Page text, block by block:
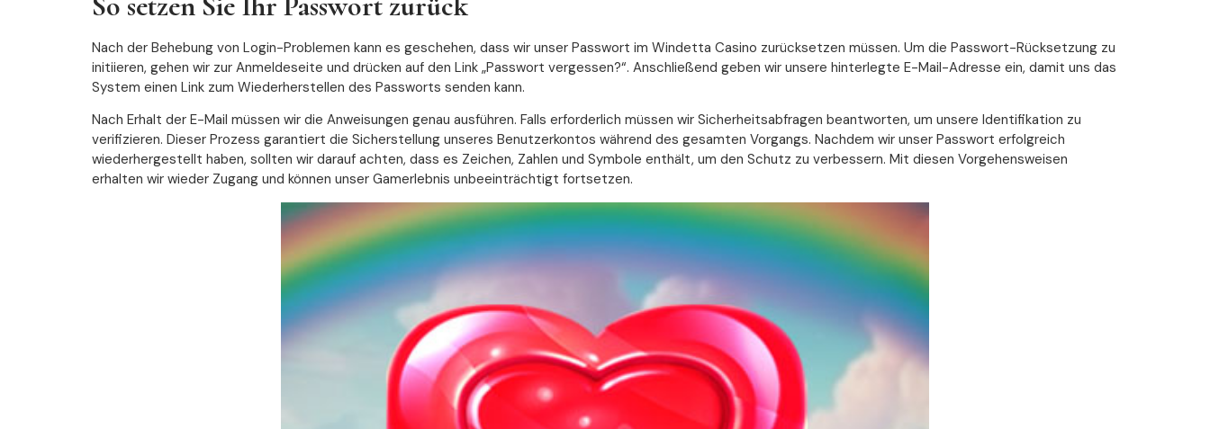
Nach der Behebung von Login-Problemen kann es geschehen, dass wir unser Passwort im Windetta Casino zurücksetzen müssen. Um die Passwort-Rücksetzung zu
initiieren, gehen wir zur Anmeldeseite und drücken auf den Link „Passwort vergessen?“. Anschließend geben wir unsere hinterlegte E-Mail-Adresse ein, damit uns das
System einen Link zum Wiederherstellen des Passworts senden kann.
Nach Erhalt der E-Mail müssen wir die Anweisungen genau ausführen. Falls erforderlich müssen wir Sicherheitsabfragen beantworten, um unsere Identifikation zu
verifizieren. Dieser Prozess garantiert die Sicherstellung unseres Benutzerkontos während des gesamten Vorgangs. Nachdem wir unser Passwort erfolgreich
wiederhergestellt haben, sollten wir darauf achten, dass es Zeichen, Zahlen und Symbole enthält, um den Schutz zu verbessern. Mit diesen Vorgehensweisen
erhalten wir wieder Zugang und können unser Gamerlebnis unbeeinträchtigt fortsetzen.